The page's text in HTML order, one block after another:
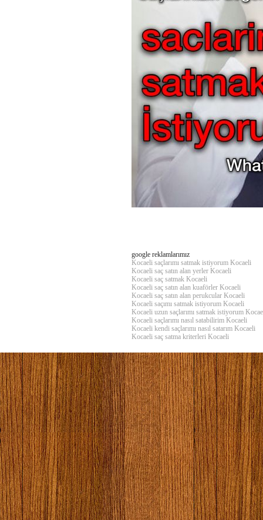
google reklamlarımız
Kocaeli saçlarımı satmak istiyorum Kocaeli
Kocaeli saç satın alan yerler Kocaeli
Kocaeli saç satmak Kocaeli
Kocaeli saç satın alan kuaförler Kocaeli
Kocaeli saç satın alan perukcular Kocaeli
Kocaeli saçımı satmak istiyorum Kocaeli
Kocaeli uzun saçlarımı satmak istiyorum
Kocaeli saçlarımı nasıl satabilirim Kocaeli
Kocaeli kendi saçlarımı nasıl satarım Kocaeli
Kocaeli saç satma kriterleri Kocaeli